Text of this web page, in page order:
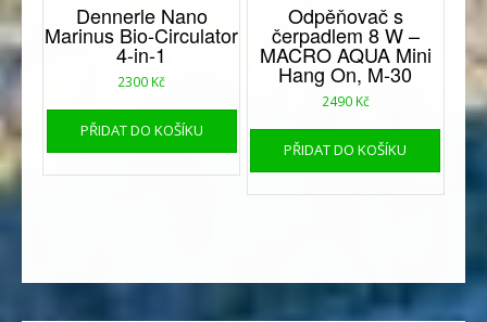
Dennerle Nano
Marinus Bio-Circulator
4-in-1
2300 Kč
PŘIDAT DO KOŠÍKU
Odpěňovač s
čerpadlem 8 W –
MACRO AQUA Mini
Hang On, M-30
2490 Kč
PŘIDAT DO KOŠÍKU